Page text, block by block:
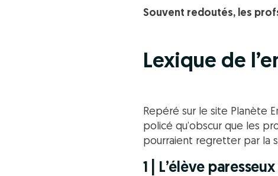
Souvent redoutés, les
Lexique de
Repéré sur le site Planète
policé qu’obscur que les
pourraient regretter par la
1 | L’élève paresseux